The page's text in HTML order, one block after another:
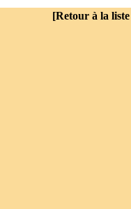
[Retour à la liste